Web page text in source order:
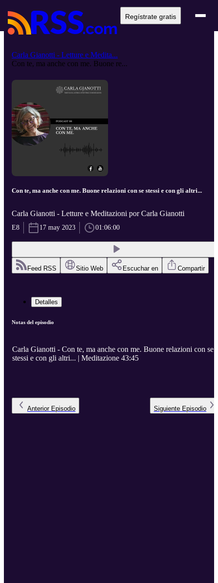
Regístrate gratis
Carla Gianotti - Letture e Medita...
Con te, ma anche con me. Buone re...
Con te, ma anche con me. Buone relazioni con se stessi e con gli altri...
Carla Gianotti - Letture e Meditazioni por Carla Gianotti
E8 17 may 2023 01:06:00
Feed RSS Sitio Web Escuchar en Compartir
Detalles
Notas del episodio
Carla Gianotti - Con te, ma anche con me. Buone relazioni con se
stessi e con gli altri... | Meditazione 43:45
Anterior Episodio Siguiente Episodio